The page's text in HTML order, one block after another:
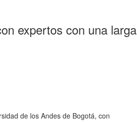
expertos con una larga
de los Andes de Bogotá, con